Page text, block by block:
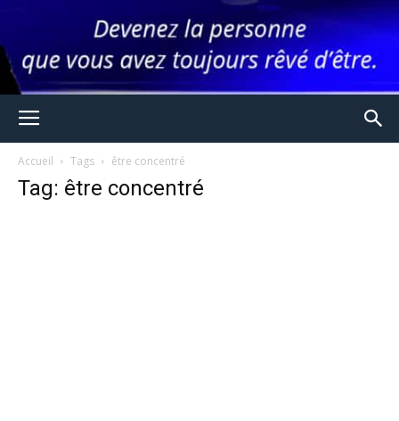
Accueil Tags être concentré
Tag: être concentré